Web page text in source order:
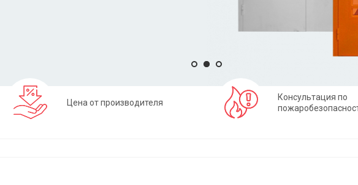
Цена от производителя
Консультация по